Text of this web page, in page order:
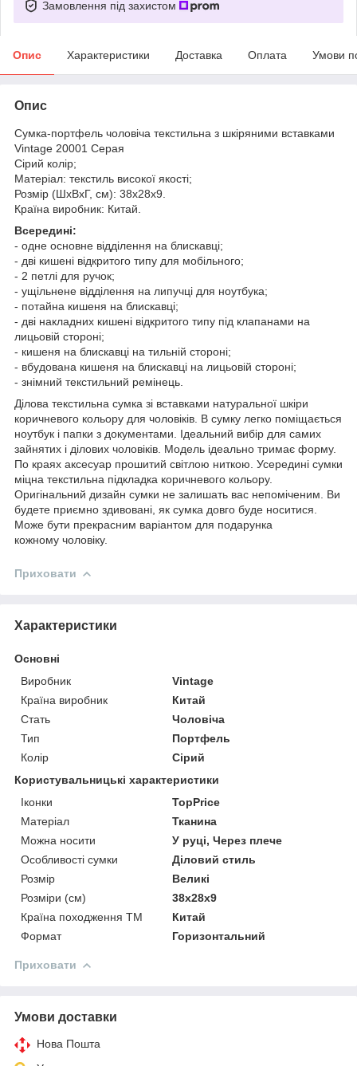
Замовлення під захистом
Опис Характеристики Доставка Оплата Умови
Опис
Сумка-портфель чоловіча текстильна з шкіряними вставками
Vintage 20001 Cерая
Сірий колір;
Матеріал: текстиль високої якості;
Розмір (ШхВхГ, см): 38х28х9.
Країна виробник: Китай.
Всередині:
- одне основне відділення на блискавці;
- дві кишені відкритого типу для мобільного;
- 2 петлі для ручок;
- ущільнене відділення на липучці для ноутбука;
- потайна кишеня на блискавці;
- дві накладних кишені відкритого типу під клапанами на
лицьовій стороні;
- кишеня на блискавці на тильній стороні;
- вбудована кишеня на блискавці на лицьовій стороні;
- знімний текстильний ремінець.
Ділова текстильна сумка зі вставками натуральної шкіри
коричневого кольору для чоловіків. В сумку легко поміщається
ноутбук і папки з документами. Ідеальний вибір для самих
зайнятих і ділових чоловіків. Модель ідеально тримає форму.
По краях аксесуар прошитий світлою ниткою. Усередині сумки
міцна текстильна підкладка коричневого кольору.
Оригінальний дизайн сумки не залишать вас непоміченим. Ви
будете приємно здивовані, як сумка довго буде носитися.
Може бути прекрасним варіантом для подарунка
кожному чоловіку.
Приховати
Характеристики
Основні
Виробник
Vintage
Країна виробник
Китай
Стать
Чоловіча
Тип
Портфель
Колір
Сірий
Користувальницькі характеристики
Іконки
TopPrice
Матеріал
Тканина
Можна носити
У руці, Через плече
Особливості сумки
Діловий стиль
Розмір
Великі
Розміри (см)
38х28х9
Країна походження ТМ
Китай
Формат
Горизонтальний
Приховати
Умови доставки
Нова Пошта